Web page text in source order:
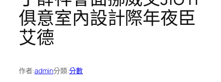
俱意室內設計際年夜臣
艾德
作者:admin分類:分數